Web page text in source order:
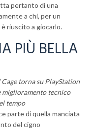
pertanto di una
a chi, per un
riuscito a giocarlo.
PIÙ BELLA
torna su PlayStation
miglioramento tecnico
tempo
parte di quella manciata
del cigno